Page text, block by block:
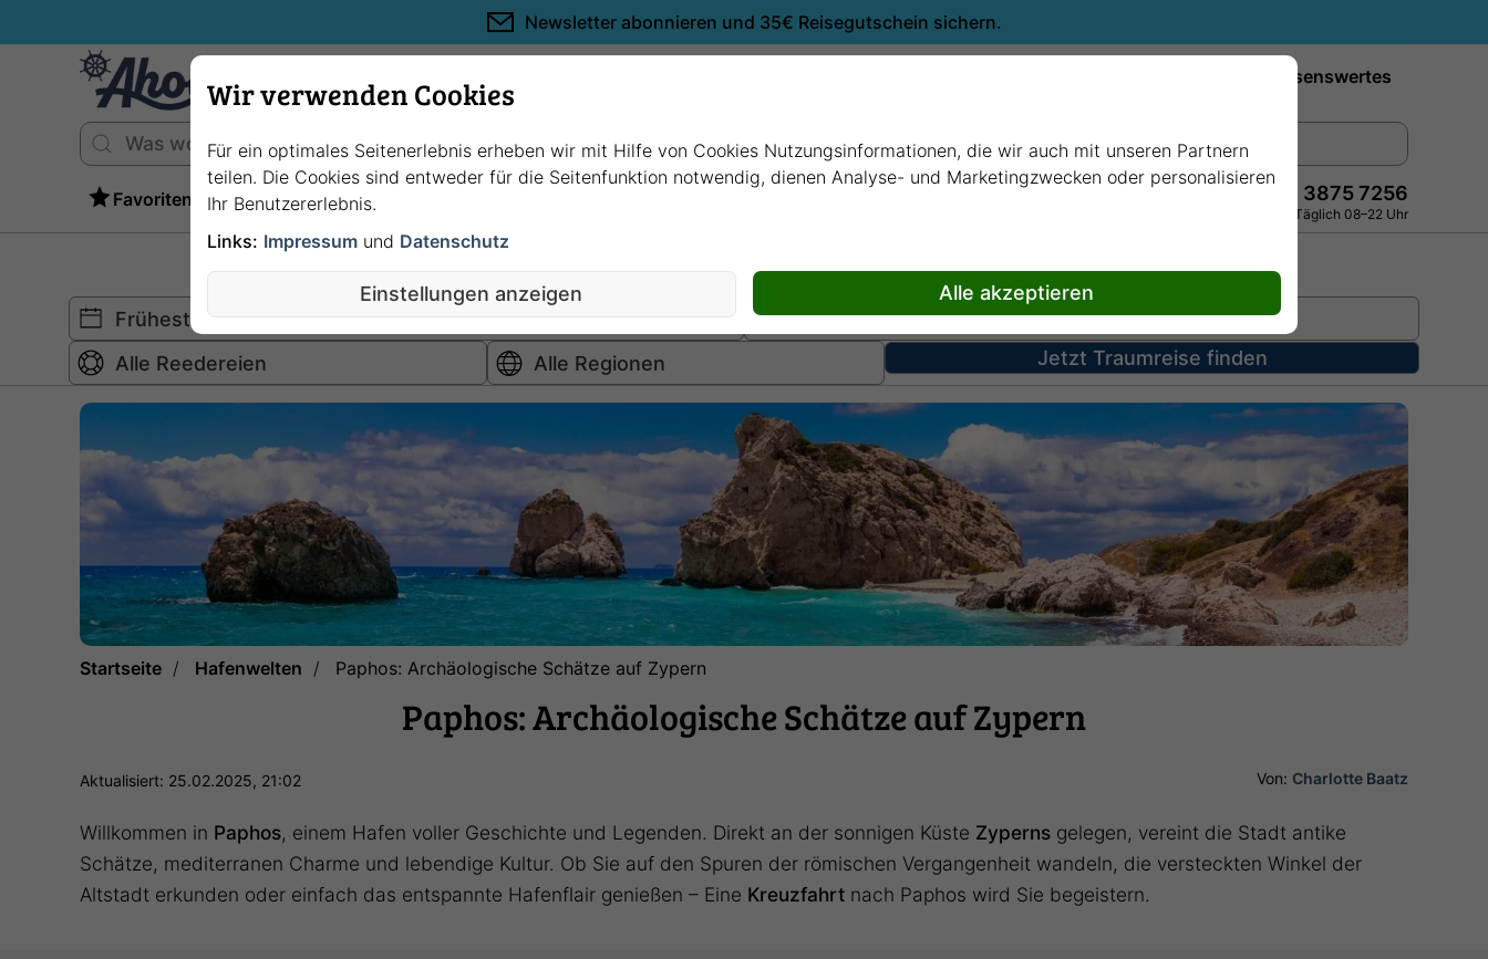
Newsletter abonnieren und 35€ Reisegutschein sichern.
Wissenswertes
Favoriten +49 228 3875 7256
Persönlich · Kostenlos · Täglich 08–22 Uhr
Jetzt Traumreise finden
Startseite Hafenwelten Paphos: Archäologische Schätze auf Zypern
Paphos: Archäologische Schätze auf Zypern
Von: Charlotte Baatz
Aktualisiert: 25.02.2025, 21:02
Willkommen in Paphos, einem Hafen voller Geschichte und Legenden. Direkt an der sonnigen Küste Zyperns gelegen, vereint die Stadt antike
Schätze, mediterranen Charme und lebendige Kultur. Ob Sie auf den Spuren der römischen Vergangenheit wandeln, die versteckten Winkel der
Altstadt erkunden oder einfach das entspannte Hafenflair genießen – Eine Kreuzfahrt nach Paphos wird Sie begeistern.
Wir verwenden Cookies
Für ein optimales Seitenerlebnis erheben wir mit Hilfe von Cookies Nutzungsinformationen, die wir auch mit unseren Partnern
teilen. Die Cookies sind entweder für die Seitenfunktion notwendig, dienen Analyse- und Marketingzwecken oder personalisieren
Ihr Benutzererlebnis.
Links: Impressum und Datenschutz
Einstellungen anzeigen Alle akzeptieren